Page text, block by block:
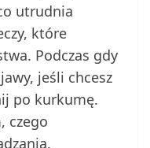
utrudnia
które
Podczas gdy
jeśli chcesz
po kurkumę.
czego